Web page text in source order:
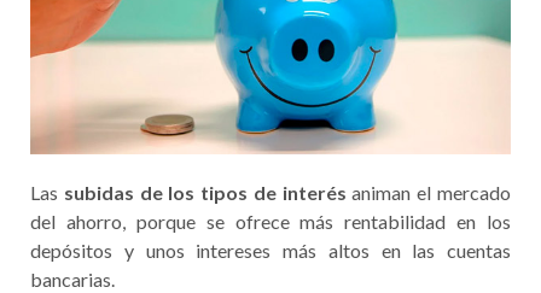
Las subidas de los tipos de interés animan el mercado
del ahorro, porque se ofrece más rentabilidad en los
depósitos y unos intereses más altos en las cuentas
bancarias.